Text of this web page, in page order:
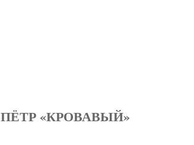
ПЁТР «КРОВАВЫЙ»